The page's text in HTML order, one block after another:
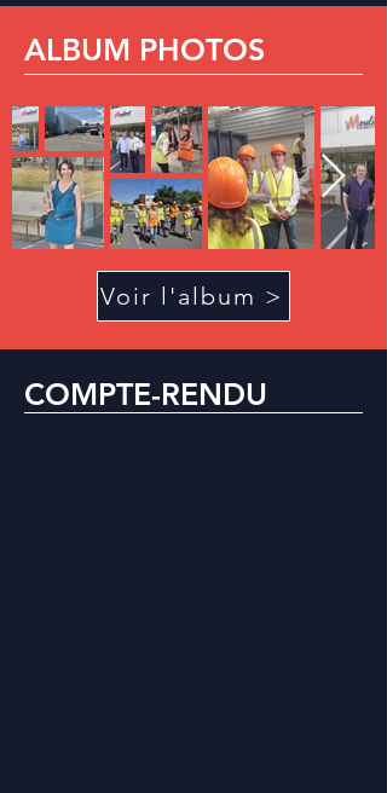
ALBUM PHOTOS
Voir l'album >
COMPTE-RENDU